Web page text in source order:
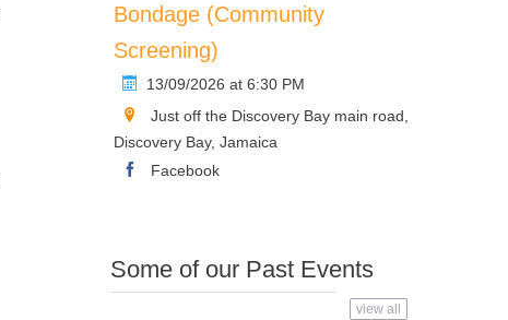
Bondage (Community
Screening)
13/09/2026 at 6:30 PM
Just off the Discovery Bay main road,
Discovery Bay, Jamaica
Facebook
Some of our Past Events
view all